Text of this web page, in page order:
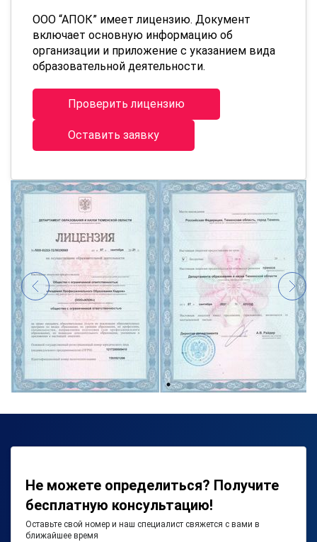
ООО “АПОК” имеет лицензию. Документ
включает основную информацию об
организации и приложение с указанием вида
образовательной деятельности.
Проверить лицензию
Оставить заявку
Не можете определиться? Получите
бесплатную консультацию!
Оставьте свой номер и наш специалист свяжется с вами в
ближайшее время